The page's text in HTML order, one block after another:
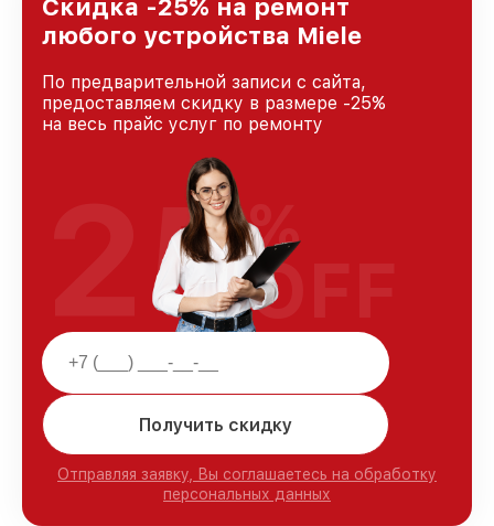
Скидка -25% на ремонт
любого устройства Miele
По предварительной записи с сайта,
предоставляем скидку в размере -25%
на весь прайс услуг по ремонту
Получить скидку
Отправляя заявку, Вы соглашаетесь на обработку
персональных данных
25%
OFF